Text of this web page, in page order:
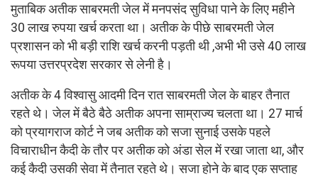
मुताबिक अतीक साबरमती जेल में मनपसंद सुविधा पाने के लिए महीने
30 लाख रुपया खर्च करता था। अतीक के पीछे साबरमती जेल
प्रशासन को भी बड़ी राशि खर्च करनी पड़ती थी ,अभी भी उसे 40 लाख
रूपया उत्तरप्रदेश सरकार से लेनी है।
अतीक के 4 विश्वासु आदमी दिन रात साबरमती जेल के बाहर तैनात
रहते थे। जेल में बैठे बैठे अतीक अपना साम्राज्य चलता था। 27 मार्च
को प्रयागराज कोर्ट ने जब अतीक को सजा सुनाई उसके पहले
विचाराधीन कैदी के तौर पर अतीक को अंडा सेल में रखा जाता था, और
कई कैदी उसकी सेवा में तैनात रहते थे। सजा होने के बाद एक सप्ताह